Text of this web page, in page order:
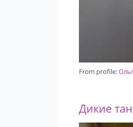
From profile:
Дикие